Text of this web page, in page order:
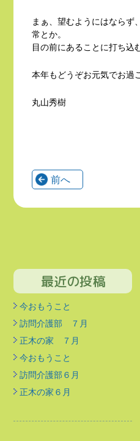
まぁ、望むようにはならず
常とか。
目の前にあることに打ち込
本年もどうぞお元気でお過
丸山秀樹
前へ
最近の投稿
今おもうこと
訪問介護部 ７月
正木の家 ７月
今おもうこと
訪問介護部６月
正木の家６月